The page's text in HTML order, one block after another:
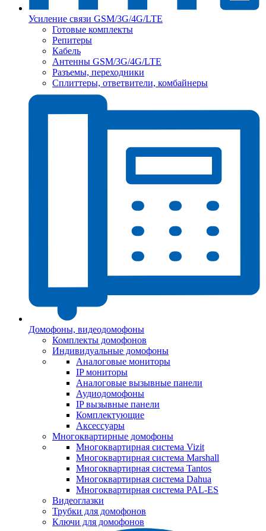
Усиление связи GSM/3G/4G/LTE
Готовые комплекты
Репитеры
Кабель
Антенны GSM/3G/4G/LTE
Разъемы, переходники
Сплиттеры, ответвители, комбайнеры
Домофоны, видеодомофоны
Комплекты домофонов
Индивидуальные домофоны
Аналоговые мониторы
IP мониторы
Аналоговые вызывные панели
Аудиодомофоны
IP вызывные панели
Комплектующие
Аксессуары
Многоквартирные домофоны
Многоквартирная система Vizit
Многоквартирная система Marshall
Многоквартирная система Tantos
Многоквартирная система Dahua
Многоквартирная система PAL-ES
Видеоглазки
Трубки для домофонов
Ключи для домофонов